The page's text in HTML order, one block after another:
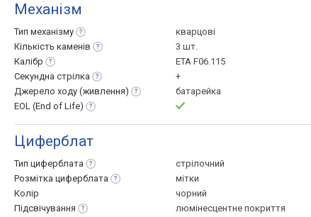
Механізм
Тип механізму
кварцові
Кількість каменів
3 шт.
Калібр
ETA F06.115
Секундна стрілка
+
Джерело ходу (живлення)
батарейка
EOL (End of Life)
Циферблат
Тип циферблата
стрілочний
Розмітка циферблата
мітки
Колір
чорний
Підсвічування
люмінесцентне покриття